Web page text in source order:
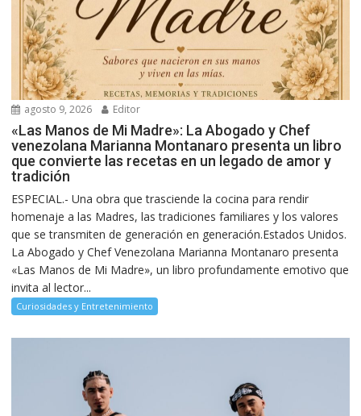
agosto 9, 2026 Editor
«Las Manos de Mi Madre»: La Abogado y Chef
venezolana Marianna Montanaro presenta un libro
que convierte las recetas en un legado de amor y
tradición
ESPECIAL.- Una obra que trasciende la cocina para rendir
homenaje a las Madres, las tradiciones familiares y los valores
que se transmiten de generación en generación.Estados Unidos.
La Abogado y Chef Venezolana Marianna Montanaro presenta
«Las Manos de Mi Madre», un libro profundamente emotivo que
invita al lector...
Curiosidades y Entretenimiento